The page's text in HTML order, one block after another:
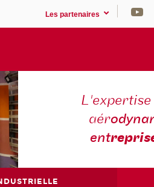
Les partenaires
L'expertise
aér
ent